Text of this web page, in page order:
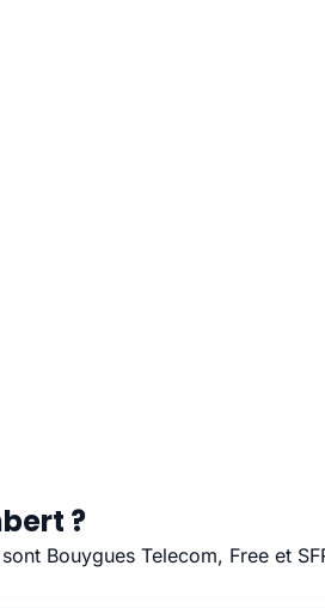
?
Bouygues Telecom, Free et